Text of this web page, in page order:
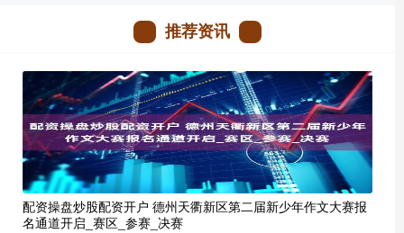
推荐资讯
配资操盘炒股配资开户 德州天衢新区第二届新少年作文大赛报
名通道开启_赛区_参赛_决赛